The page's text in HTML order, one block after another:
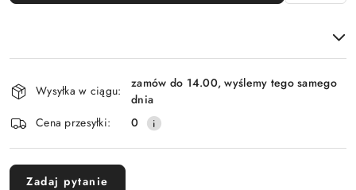
Dostępność
i
dostawa
Wysyłka w ciągu:
zamów do 14.00, wyślemy tego samego
dnia
Cena przesyłki:
0
Zadaj pytanie